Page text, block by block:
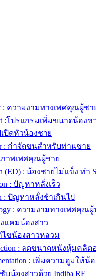
: ความงามทางเพศคุณผู้ชา
:โปรแกรมเพิ่มขนาดน้องช
เปิดหัวน้องชาย
: กำจัดขนสำหรับท่านชาย
ขภาพเพศคุณผู้ชาย
(ED) : น้องชายไม่แข็ง ทำ
: ปัญหาหลั่งเร็ว
: ปัญหาหลั่งช้าเกินไป
: ความงามทางเพศคุณ
งแคมน้องสาว
ก้ไขน้องสาวหลวม
: ลดขนาดหนังหุ้มคลิ
: เพิ่มความอูมให้น้
ชับน้องสาวด้วย Indiba RF